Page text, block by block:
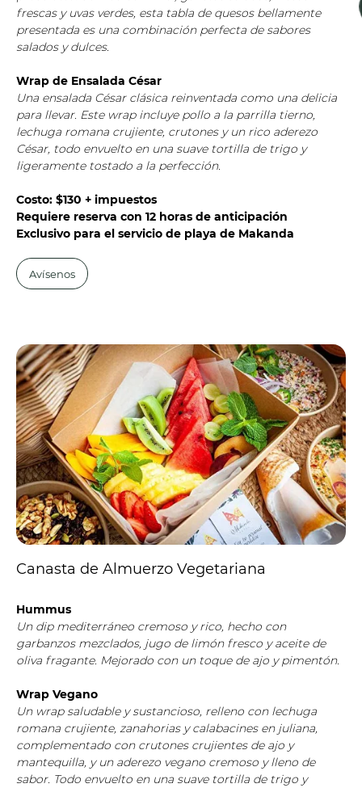
frescas y uvas verdes, esta tabla de quesos bellamente
presentada es una combinación perfecta de sabores
salados y dulces.
Wrap de Ensalada César
Una ensalada César clásica reinventada como una delicia
para llevar. Este wrap incluye pollo a la parrilla tierno,
lechuga romana crujiente, crutones y un rico aderezo
César, todo envuelto en una suave tortilla de trigo y
ligeramente tostado a la perfección.
Costo: $130 + impuestos
Requiere reserva con 12 horas de anticipación
Exclusivo para el servicio de playa de Makanda
Avísenos
Canasta de Almuerzo Vegetariana
Hummus
Un dip mediterráneo cremoso y rico, hecho con
garbanzos mezclados, jugo de limón fresco y aceite de
oliva fragante. Mejorado con un toque de ajo y pimentón.
Wrap Vegano
Un wrap saludable y sustancioso, relleno con lechuga
romana crujiente, zanahorias y calabacines en juliana,
complementado con crutones crujientes de ajo y
mantequilla, y un aderezo vegano cremoso y lleno de
sabor. Todo envuelto en una suave tortilla de trigo y